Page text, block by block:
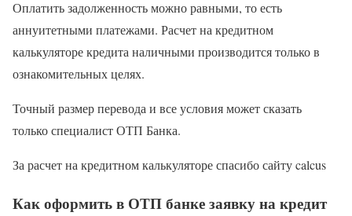
Оплатить задолженность можно равными, то есть
аннуитетными платежами. Расчет на кредитном
калькуляторе кредита наличными производится только в
ознакомительных целях.
Точный размер перевода и все условия может сказать
только специалист ОТП Банка.
За расчет на кредитном калькуляторе спасибо сайту calcus
Как оформить в ОТП банке заявку на кредит